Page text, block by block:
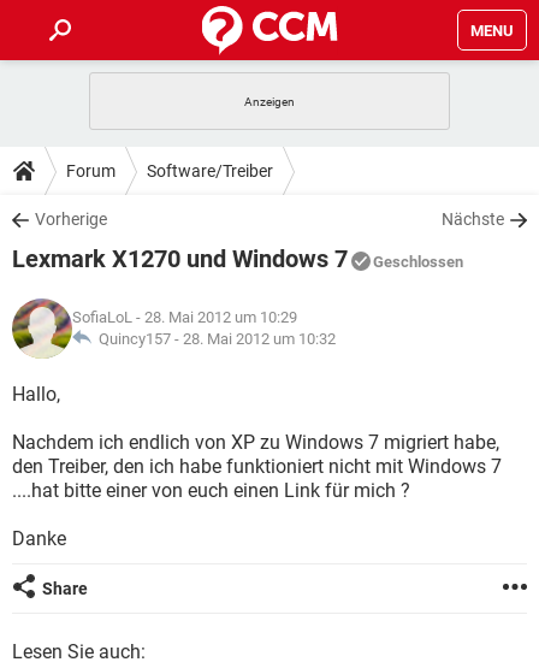
MENU
ANDROID IOS
WINDOWS 10
WHATSAPP TIKTOK
FACEBOOK
TIPPS & TRICKS
SPIELE
WHATSAPP TIKTOK
FACEBOOK
DOWNLOADS
SPIELE STREAMING
ANDROID
WINDOWS 10 INSTAGRAM
WHATSAPP
SPIELE STREAMING
ANDROID
WINDOWS 10
WHATSAPP TIKTOK
FACEBOOK HARDWARE
LEXIKON
SPIELE
WINDOWS 10 INSTAGRAM
FACEBOOK
Forum Software/Treiber
Vorherige Nächste
Lexmark X1270 und Windows 7 Geschlossen
SofiaLoL - 28. Mai 2012 um 10:29
Quincy157 - 28. Mai 2012 um 10:32
Hallo,
Nachdem ich endlich von XP zu Windows 7 migriert habe,
den Treiber, den ich habe funktioniert nicht mit Windows 7
....hat bitte einer von euch einen Link für mich ?
Danke
Share
Lesen Sie auch: